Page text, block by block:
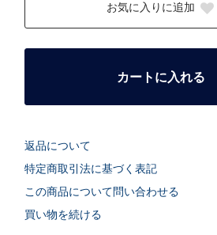
お気に入りに追加
カートに入れる
返品について
特定商取引法に基づく表記
この商品について問い合わせる
買い物を続ける